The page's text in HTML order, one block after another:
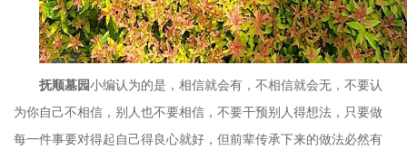
抚顺墓园小编认为的是，相信就会有，不相信就会无，不要认
为你自己不相信，别人也不要相信，不要干预别人得想法，只要做
每一件事要对得起自己得良心就好，但前辈传承下来的做法必然有